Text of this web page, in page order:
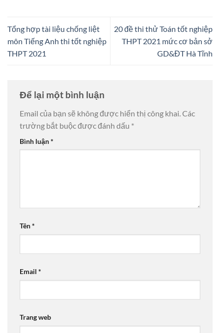
Tổng hợp tài liệu chống liệt
môn Tiếng Anh thi tốt nghiệp
THPT 2021
20 đề thi thử Toán tốt nghiệp
THPT 2021 mức cơ bản sở
GD&ĐT Hà Tĩnh
Để lại một bình luận
Email của bạn sẽ không được hiển thị công khai. Các
trường bắt buộc được đánh dấu *
Bình luận*
Tên*
Email *
Trang web